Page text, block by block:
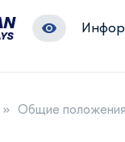
Общие положения